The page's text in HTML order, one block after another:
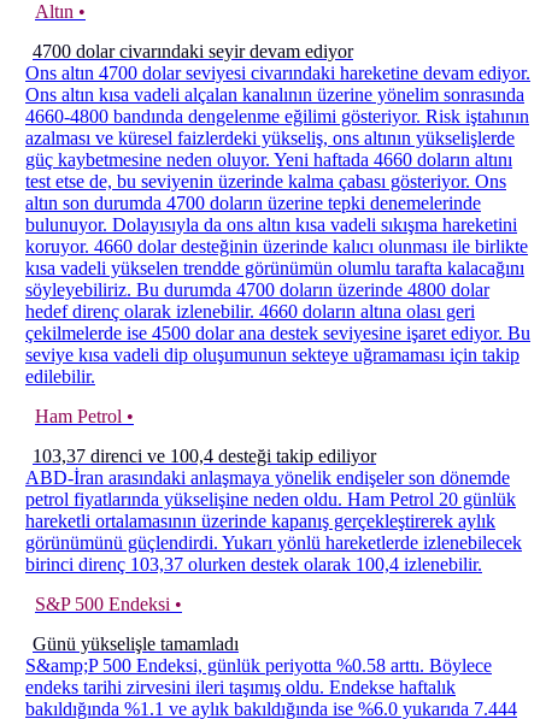
Altın •
4700 dolar civarındaki seyir devam ediyor
Ons altın 4700 dolar seviyesi civarındaki hareketine devam ediyor.
Ons altın kısa vadeli alçalan kanalının üzerine yönelim sonrasında
4660-4800 bandında dengelenme eğilimi gösteriyor. Risk iştahının
azalması ve küresel faizlerdeki yükseliş, ons altının yükselişlerde
güç kaybetmesine neden oluyor. Yeni haftada 4660 doların altını
test etse de, bu seviyenin üzerinde kalma çabası gösteriyor. Ons
altın son durumda 4700 doların üzerine tepki denemelerinde
bulunuyor. Dolayısıyla da ons altın kısa vadeli sıkışma hareketini
koruyor. 4660 dolar desteğinin üzerinde kalıcı olunması ile birlikte
kısa vadeli yükselen trendde görünümün olumlu tarafta kalacağını
söyleyebiliriz. Bu durumda 4700 doların üzerinde 4800 dolar
hedef direnç olarak izlenebilir. 4660 doların altına olası geri
çekilmelerde ise 4500 dolar ana destek seviyesine işaret ediyor. Bu
seviye kısa vadeli dip oluşumunun sekteye uğramaması için takip
edilebilir.
Ham Petrol •
103,37 direnci ve 100,4 desteği takip ediliyor
ABD-İran arasındaki anlaşmaya yönelik endişeler son dönemde
petrol fiyatlarında yükselişine neden oldu. Ham Petrol 20 günlük
hareketli ortalamasının üzerinde kapanış gerçekleştirerek aylık
görünümünü güçlendirdi. Yukarı yönlü hareketlerde izlenebilecek
birinci direnç 103,37 olurken destek olarak 100,4 izlenebilir.
S&P 500 Endeksi •
Günü yükselişle tamamladı
S&amp;P 500 Endeksi, günlük periyotta %0.58 arttı. Böylece
endeks tarihi zirvesini ileri taşımış oldu. Endekse haftalık
bakıldığında %1.1 ve aylık bakıldığında ise %6.0 yukarıda 7.444